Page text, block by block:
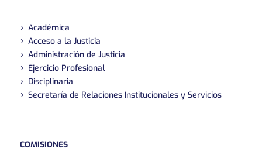
Académica
Acceso a la Justicia
Administración de Justicia
Ejercicio Profesional
Disciplinaria
Secretaría de Relaciones Institucionales y Servicios
COMISIONES